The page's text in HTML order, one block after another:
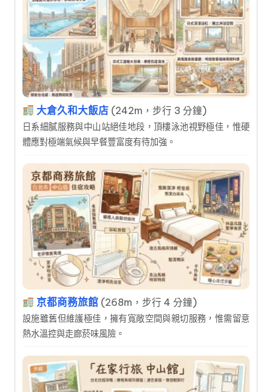
大倉久和大飯店 (242m，步行 3 分鐘)
日系細膩服務與中山站絕佳地段，頂樓泳池視野極佳，惟硬
體應對極端氣候與早餐豐富度有待加強。
京都商務旅館 (268m，步行 4 分鐘)
設施雖舊但維護極佳，擁有寬敞空間與親切服務，惟需留意
熱水溫控與走廊菸味風險。